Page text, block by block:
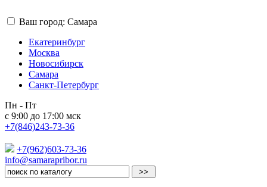
Ваш город: Самара
Екатеринбург
Москва
Новосибирск
Самара
Санкт-Петербург
Пн - Пт
с 9:00 до 17:00 мск
+7(846)243-73-36
+7(962)603-73-36
info@samarapribor.ru